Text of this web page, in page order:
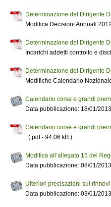
Determinazione del Dirigente
Modifica Decisioni Annuali
Determinazione del Dirigente
Incarichi addetti controllo e
Determinazione del Dirigente
Modifiche Calendario
Calendario corse e grandi
Data pubblicazione: 18/01/2013
Calendario corse e grandi
(.pdf - 94,06 kB )
Modifica all’allegato 15 del
Data pubblicazione: 08/01/2013
Ulteriori precisazioni sui
Data pubblicazione: 03/01/2013